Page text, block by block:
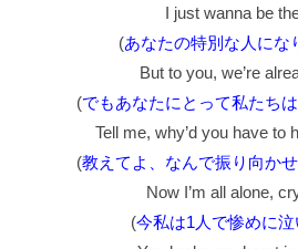
I just wanna be
(あなたの特別な人にな
But to you, we’re
(でもあなたにとって私たち
Tell me, why’d you have to
(教えてよ、なんで振り向か
Now I’m all alone,
(今私は1人で惨めに